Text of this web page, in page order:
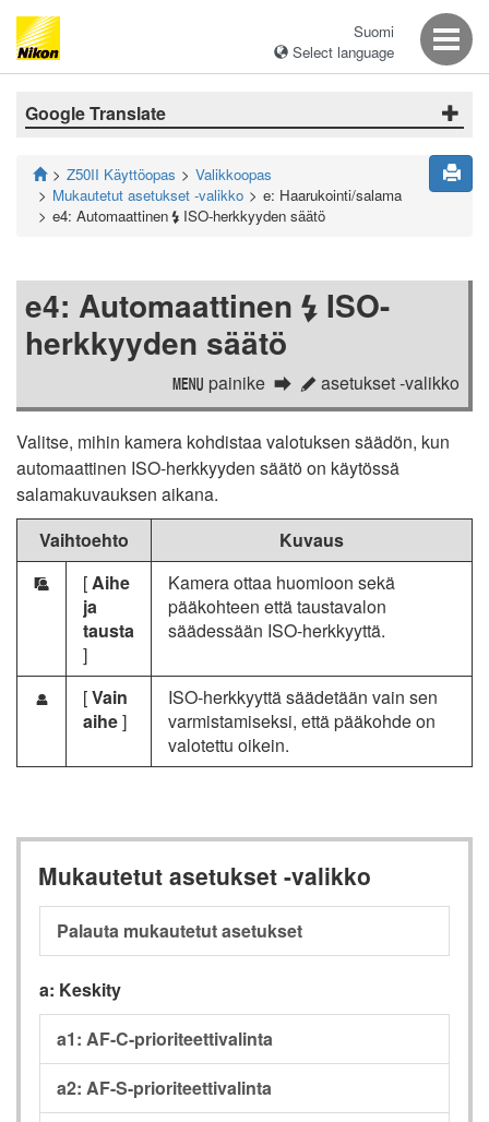
Suomi
Select language
Google Translate
Z50II Käyttöopas
Valikkoopas
Mukautetut asetukset -valikko
e: Haarukointi/salama
e4: Automaattinen c ISO-herkkyyden säätö
e4: Automaattinen c ISO-
herkkyyden säätö
G painike A asetukset -valikko
Valitse, mihin kamera kohdistaa valotuksen säädön, kun
automaattinen ISO-herkkyyden säätö on käytössä
salamakuvauksen aikana.
Vaihtoehto
Kuvaus
e [Aihe
ja
tausta
]
Kamera ottaa huomioon sekä
pääkohteen että taustavalon
säädessään ISO-herkkyyttä.
f [Vain
aihe]
ISO-herkkyyttä säädetään vain sen
varmistamiseksi, että pääkohde on
valotettu oikein.
Mukautetut asetukset -valikko
Palauta mukautetut asetukset
a: Keskity
a1: AF-C-prioriteettivalinta
a2: AF-S-prioriteettivalinta